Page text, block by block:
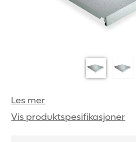
Les mer
Vis produktspesifikasjoner